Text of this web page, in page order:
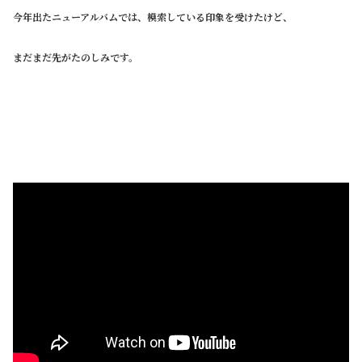
今年出たニューアルバムでは、模索している印象を受けたけど、
まだまだ先がたのしみです。